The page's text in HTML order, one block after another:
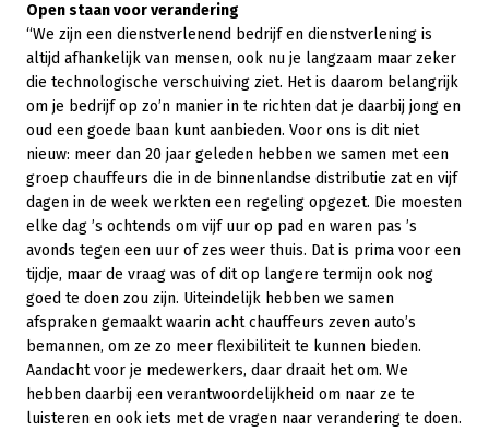
Open staan voor verandering
“We zijn een dienstverlenend bedrijf en dienstverlening is
altijd afhankelijk van mensen, ook nu je langzaam maar zeker
die technologische verschuiving ziet. Het is daarom belangrijk
om je bedrijf op zo’n manier in te richten dat je daarbij jong en
oud een goede baan kunt aanbieden. Voor ons is dit niet
nieuw: meer dan 20 jaar geleden hebben we samen met een
groep chauffeurs die in de binnenlandse distributie zat en vijf
dagen in de week werkten een regeling opgezet. Die moesten
elke dag ’s ochtends om vijf uur op pad en waren pas ’s
avonds tegen een uur of zes weer thuis. Dat is prima voor een
tijdje, maar de vraag was of dit op langere termijn ook nog
goed te doen zou zijn. Uiteindelijk hebben we samen
afspraken gemaakt waarin acht chauffeurs zeven auto’s
bemannen, om ze zo meer flexibiliteit te kunnen bieden.
Aandacht voor je medewerkers, daar draait het om. We
hebben daarbij een verantwoordelijkheid om naar ze te
luisteren en ook iets met de vragen naar verandering te doen.